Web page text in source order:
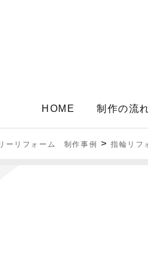
HOME 制作の流
ーリフォーム 制作事例 >指輪リフ